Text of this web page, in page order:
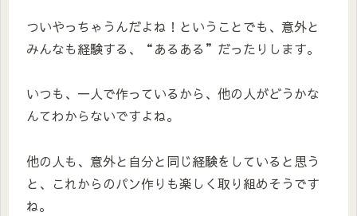
ついやっちゃうんだよね！ということでも、意外と
みんなも経験する、“あるある”だったりします。
いつも、一人で作っているから、他の人がどうかな
んてわからないですよね。
他の人も、意外と自分と同じ経験をしていると思う
と、これからのパン作りも楽しく取り組めそうです
ね。